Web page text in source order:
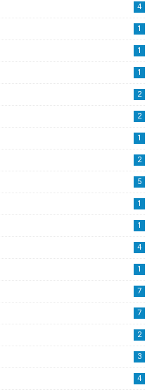
4
1
1
1
2
2
1
2
5
1
1
4
1
7
7
2
3
4